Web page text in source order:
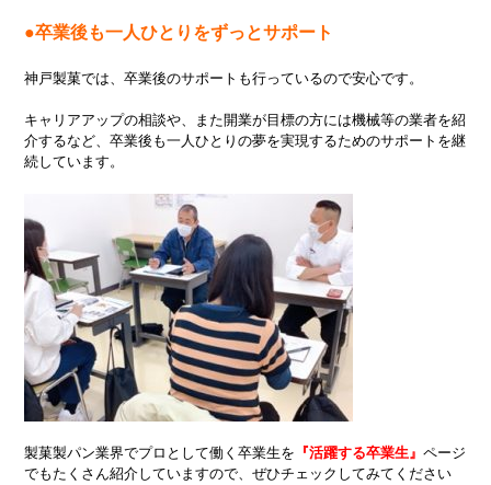
●卒業後も一人ひとりをずっとサポート
神戸製菓では、卒業後のサポートも行っているので安心です。
キャリアアップの相談や、また開業が目標の方には機械等の業者を紹
介するなど、卒業後も一人ひとりの夢を実現するためのサポートを継
続しています。
製菓製パン業界でプロとして働く卒業生を 『活躍する卒業生』ページ
でもたくさん紹介していますので、ぜひチェックしてみてください